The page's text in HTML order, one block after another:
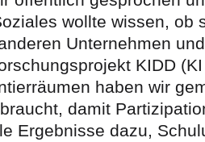
wollte wissen, ob
Unternehmen
KIDD
haben wir
damit
Ergebnisse dazu,